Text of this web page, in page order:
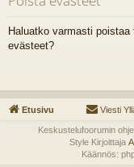
el
ua
t
Haluatko varmasti
evästeet?
Etusivu Viesti
Keskustelufoorumin
Style Kirjoittaja
Käännös: